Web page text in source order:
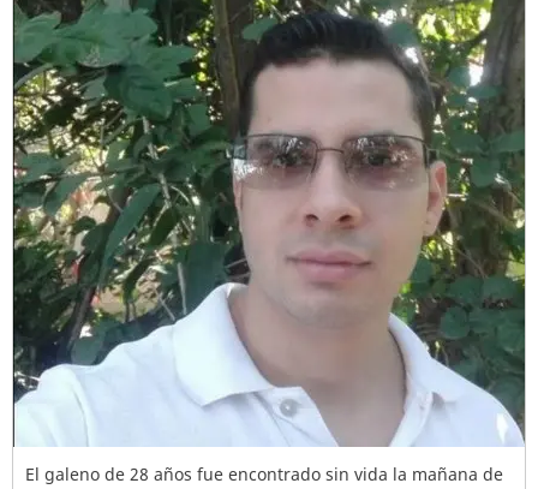
El galeno de 28 años fue encontrado sin vida la mañana de